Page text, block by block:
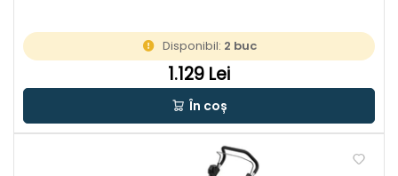
Disponibil: 2 buc
1.129 Lei
În coș